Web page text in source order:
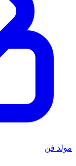
مولد فن